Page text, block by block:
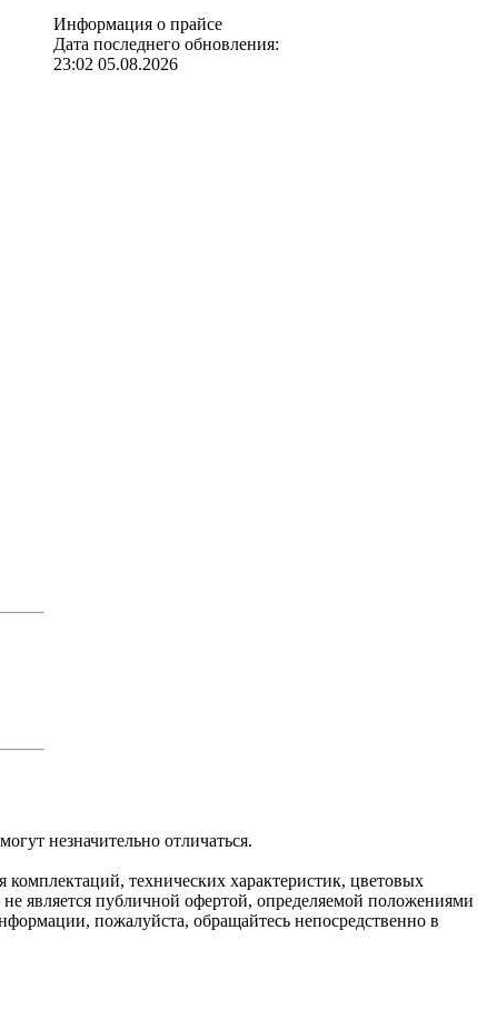
Информация о прайсе
Дата последнего обновления:
23:02 05.08.2026
незначительно отличаться.
технических характеристик, цветовых
является публичной офертой, определяемой положениями
пожалуйста, обращайтесь непосредственно в